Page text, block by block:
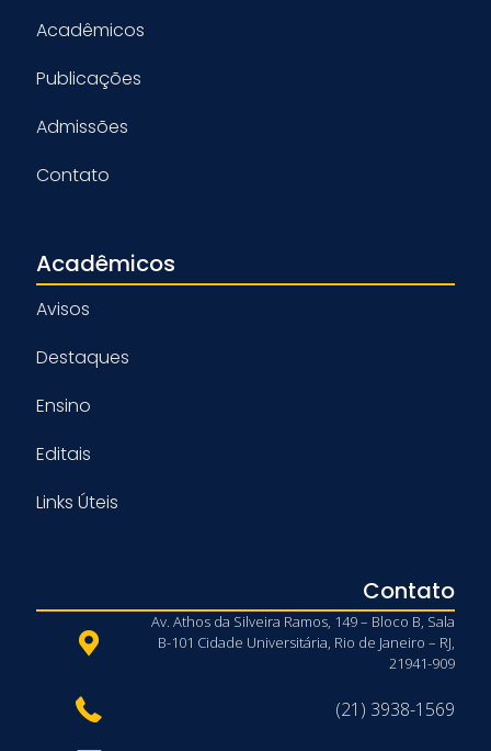
Acadêmicos
Publicações
Admissões
Contato
Acadêmicos
Avisos
Destaques
Ensino
Editais
Links Úteis
Contato
Av. Athos da Silveira Ramos, 149 – Bloco B, Sala
B-101 Cidade Universitária, Rio de Janeiro – RJ,
21941-909
(21) 3938-1569